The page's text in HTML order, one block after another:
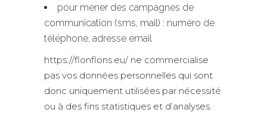
pour mener des campagnes de
communication (sms, mail) : numéro de
téléphone, adresse email
https://flonflons.eu/ ne commercialise
pas vos données personnelles qui sont
donc uniquement utilisées par nécessité
ou à des fins statistiques et d’analyses.